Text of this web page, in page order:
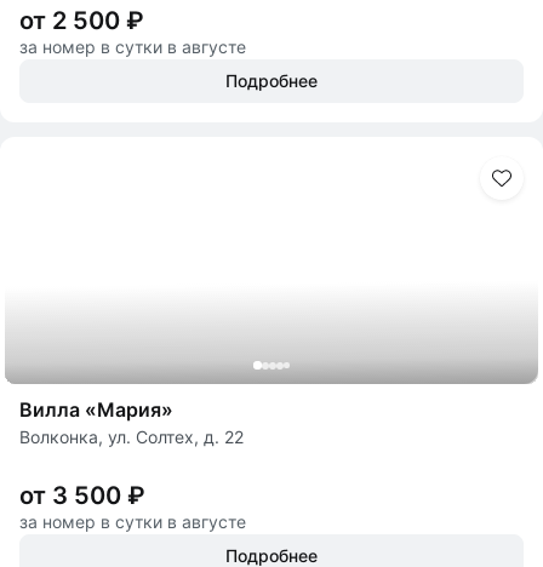
от 2 500 ₽
за номер в сутки в августе
Подробнее
Вилла «Мария»
Волконка, ул. Солтех, д. 22
от 3 500 ₽
за номер в сутки в августе
Подробнее